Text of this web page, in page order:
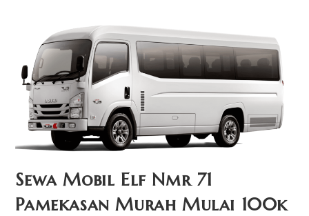
Sewa Mobil Elf Nmr 71
Pamekasan Murah Mulai 100k